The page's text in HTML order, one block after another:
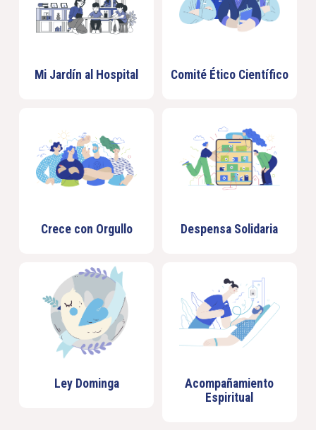
Mi Jardín al Hospital Comité Ético Científico
Crece con Orgullo Despensa Solidaria
Ley Dominga
Acompañamiento
Espiritual